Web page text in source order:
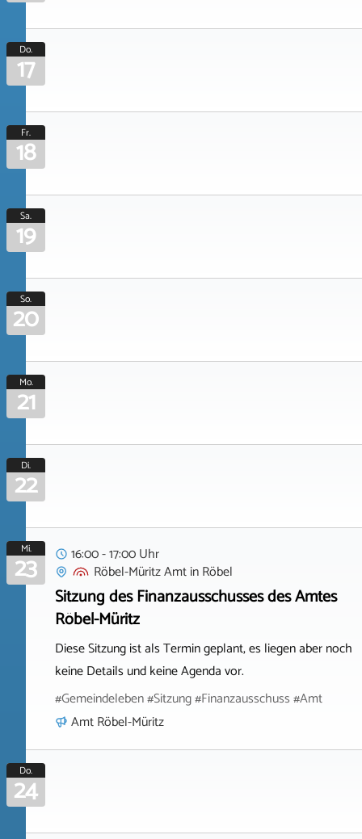
Do.
17
Fr.
18
Sa.
19
So.
20
Mo.
21
Di.
22
Mi.
23
16:00 - 17:00 Uhr
Röbel-Müritz AmtinRöbel
Sitzung des Finanzausschusses des Amtes
Röbel-Müritz
Diese Sitzung ist als Termin geplant, es liegen aber noch
keine Details und keine Agenda vor.
#Gemeindeleben #Sitzung #Finanzausschuss #Amt
Amt Röbel-Müritz
Do.
24